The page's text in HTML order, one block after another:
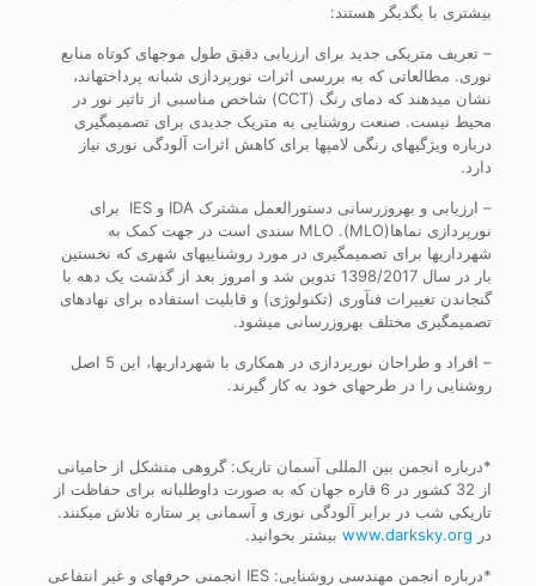
بیشتری با یگدیگر هستند:
– تعریف متریکی جدید برای ارزیابی دقیق طول موج‎های کوتاه منابع
نوری. مطالعاتی که به بررسی اثرات نورپردازی شبانه پرداخته‏اند،
نشان میدهند که دمای رنگ (CCT) شاخص مناسبی از تاثیر نور در
محیط نیست. صنعت روشنایی به متریک جدیدی برای تصمیم‎گیری
درباره ویژگی‎های رنگی لامپ‎ها برای کاهش اثرات آلودگی نوری نیاز
دارد.
– ارزیابی و به‎روزرسانی دستورالعمل مشترک IDA و IES برای
نورپردازی نماها(MLO). MLO سندی است در جهت کمک به
شهرداری‎ها برای تصمیم‎گیری در مورد روشنایی‎های شهری که نخستین
بار در سال 1398/2017 تدوین شد و امروز بعد از گذشت یک دهه با
گنجاندن تغییرات فن‎آوری (تکنولوژی) و قابلیت استفاده برای نهادهای
تصمیم‎گیری مختلف به‎روزرسانی می‎شود.
– افراد و طراحان نورپردازی در همکاری با شهرداری‎ها، این 5 اصل
روشنایی را در طرح‎های خود به کار گیرند.
*درباره انجمن بین المللی آسمان تاریک: گروهی متشکل از حامیانی
از 32 کشور در 6 قاره جهان که به صورت داوطلبانه برای حفاظت از
تاریکی شب در برابر آلودگی نوری و آسمانی پر ستاره تلاش می‎کنند.
در www.darksky.orgبیشتر بخوانید.
*درباره انجمن مهندسی روشنایی: IES انجمنی حرفه‎ای و غیر انتفاعی